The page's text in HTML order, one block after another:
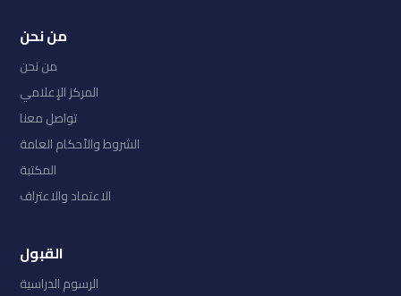
من نحن
من نحن
المركز الإعلامي
تواصل معنا
الشروط والأحكام العامة
المكتبة
الاعتماد والاعتراف
القبول
الرسوم الدراسية